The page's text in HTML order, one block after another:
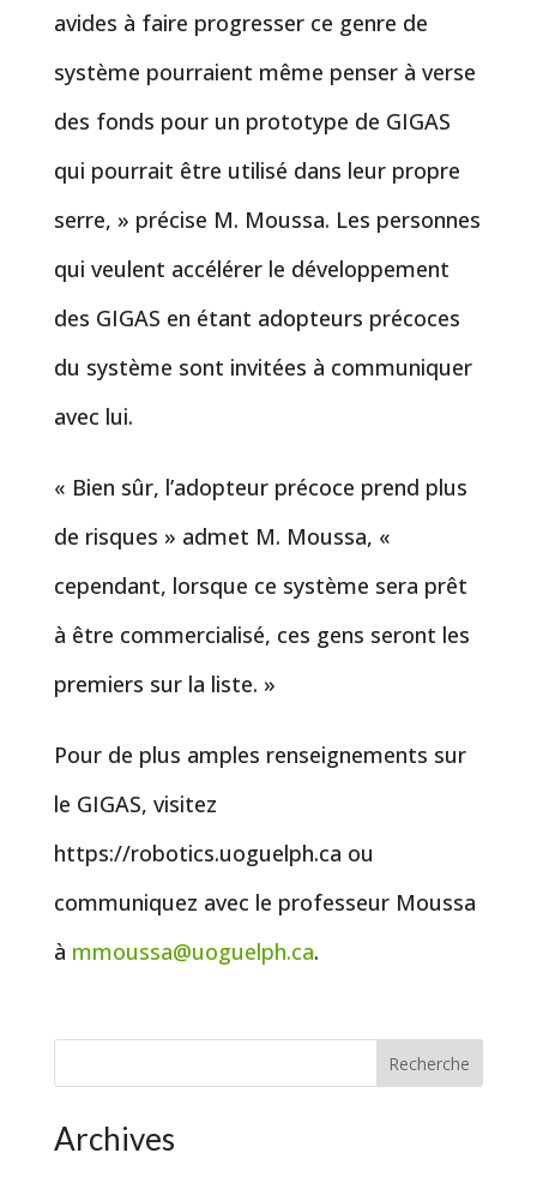
avides à faire progresser ce genre de
système pourraient même penser à verse
des fonds pour un prototype de GIGAS
qui pourrait être utilisé dans leur propre
serre, » précise M. Moussa. Les personnes
qui veulent accélérer le développement
des GIGAS en étant adopteurs précoces
du système sont invitées à communiquer
avec lui.
« Bien sûr, l’adopteur précoce prend plus
de risques » admet M. Moussa, «
cependant, lorsque ce système sera prêt
à être commercialisé, ces gens seront les
premiers sur la liste. »
Pour de plus amples renseignements sur
le GIGAS, visitez
https://robotics.uoguelph.ca ou
communiquez avec le professeur Moussa
à mmoussa@uoguelph.ca.
Recherche
Archives